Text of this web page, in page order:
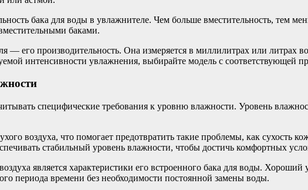
бака для воды в увлажнителе. Чем больше вместительность, тем
баками.
— его производительность. Она измеряется в миллилитрах или литрах
интенсивности увлажнения, выбирайте модель с соответствующей
специфические требования к уровню влажности. Уровень
воздуха, что помогает предотвратить такие проблемы, как сухость
стабильный уровень влажности, чтобы достичь комфортных
является характеристики его встроенного бака для воды.
периода времени без необходимости постоянной замены воды.